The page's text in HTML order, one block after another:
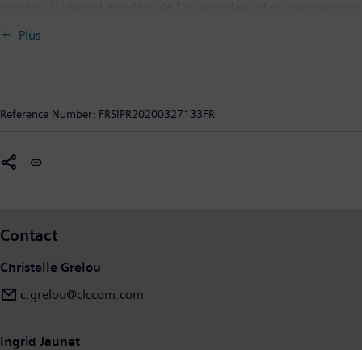
climatique en connectant les systèmes d’énergie, les bâtiments
et participe au progrès de la société tout en contribuant à la
Siemens Smart Infrastructure, dont le siège est localisé à Zoug
Plus
Reference Number: FRSIPR20200327133FR
Contact
Christelle Grelou
c.grelou@clccom.com
Ingrid Jaunet